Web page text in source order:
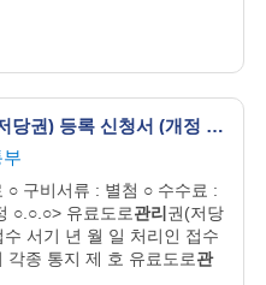
유료 도로 관리 권 (저당권) 등록 신청서 (개정 01.10.19)
○ 구비서류 : 별첨 ○ 수수료 :
○.○.○> 유료도로관리권(저당
서기 년 월 일 처리인 접수
종 통지 제 호 유료도로관